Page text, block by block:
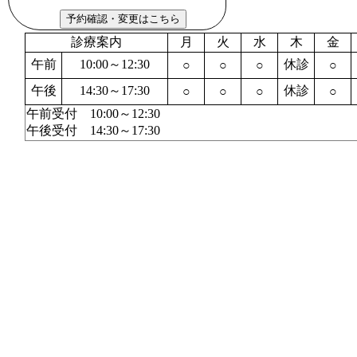
診療案内 月 火 水 木 金
午前
10:00～12:30 ○ ○ ○ 休診 ○
午後
14:30～17:30 ○ ○ ○ 休診 ○
午前受付 10:00～12:30
午後受付 14:30～17:30